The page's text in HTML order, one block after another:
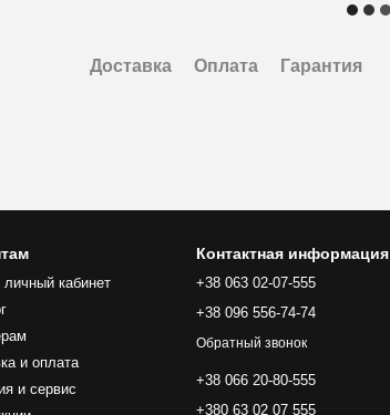
Доставка Оплата Гарантия
личный кабинет
и оплата
и сервис
Контактная информация
+38 063 02-07-555
+38 096 556-74-74
Обратный звонок
+38 066 20-80-555
+380 63 02 07 555